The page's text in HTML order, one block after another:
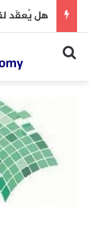
هل يُعقَد
بحث عن